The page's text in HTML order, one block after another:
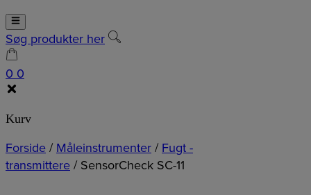
Søg produkter her
0 0
Kurv
Forside / Måleinstrumenter / Fugt -
transmittere / SensorCheck SC-11